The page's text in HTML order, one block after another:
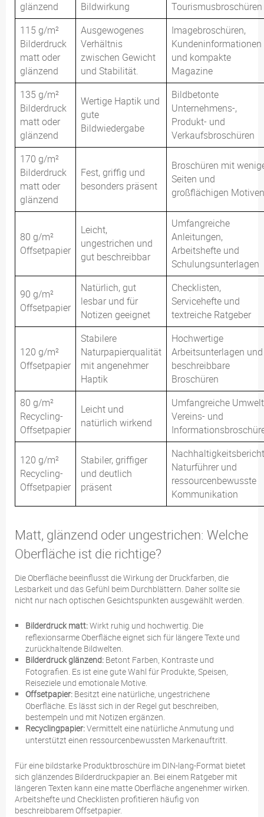
glänzend Bildwirkung
Tourismusbroschüren
115 g/m²
Bilderdruck
matt oder
glänzend
Ausgewogenes
Verhältnis
zwischen Gewicht
und Stabilität.
Imagebroschüren,
Kundeninformationen
und kompakte
Magazine
135 g/m²
Bilderdruck
matt oder
glänzend
Wertige Haptik und
gute
Bildwiedergabe
Bildbetonte
Unternehmens-,
Produkt- und
Verkaufsbroschüren
170 g/m²
Bilderdruck
matt oder
glänzend
Fest, griffig und
besonders präsent
Broschüren mit
Seiten und
großflächigen Motiven
80 g/m²
Offsetpapier
Leicht,
ungestrichen und
gut beschreibbar
Umfangreiche
Anleitungen,
Arbeitshefte und
Schulungsunterlagen
90 g/m²
Offsetpapier
Natürlich, gut
lesbar und für
Notizen geeignet
Checklisten,
Servicehefte und
textreiche Ratgeber
120 g/m²
Offsetpapier
Stabilere
Naturpapierqualität
mit angenehmer
Haptik
Hochwertige
Arbeitsunterlagen und
beschreibbare
Broschüren
80 g/m²
Recycling-
Offsetpapier
Leicht und
natürlich wirkend
Umfangreiche
Vereins- und
120 g/m²
Recycling-
Offsetpapier
Stabiler, griffiger
und deutlich
präsent
Naturführer und
ressourcenbewusste
Kommunikation
Matt, glänzend oder ungestrichen: Welche
Oberfläche ist die richtige?
Die Oberfläche beeinflusst die Wirkung der Druckfarben, die
Lesbarkeit und das Gefühl beim Durchblättern. Daher sollte sie
nicht nur nach optischen Gesichtspunkten ausgewählt werden.
Bilderdruck matt:Wirkt ruhig und hochwertig. Die
reflexionsarme Oberfläche eignet sich für längere Texte und
zurückhaltende Bildwelten.
Bilderdruck glänzend: Betont Farben, Kontraste und
Fotografien. Es ist eine gute Wahl für Produkte, Speisen,
Reiseziele und emotionale Motive.
Offsetpapier: Besitzt eine natürliche, ungestrichene
Oberfläche. Es lässt sich in der Regel gut beschreiben,
bestempeln und mit Notizen ergänzen.
Recyclingpapier:Vermittelt eine natürliche Anmutung und
unterstützt einen ressourcenbewussten Markenauftritt.
Für eine bildstarke Produktbroschüre im DIN-lang-Format bietet
sich glänzendes Bilderdruckpapier an. Bei einem Ratgeber mit
längeren Texten kann eine matte Oberfläche angenehmer wirken.
Arbeitshefte und Checklisten profitieren häufig von
beschreibbarem Offsetpapier.